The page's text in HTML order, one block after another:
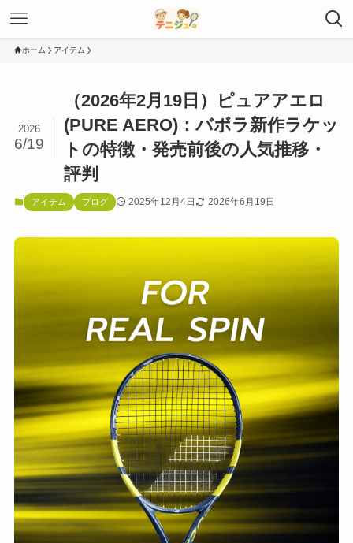
ホーム アイテム
（2026年2月19日）ピュアアエロ
(PURE AERO)：バボラ新作ラケッ
トの特徴・発売前後の人気推移・
評判
2026
6/19
アイテム ブログ 2025年12月4日 2026年6月19日